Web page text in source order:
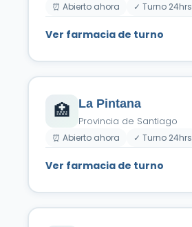
⏰ Abierto ahora ✓ Turno 24hrs
Ver farmacia de turno
🏥 La Pintana
Provincia de Santiago
⏰ Abierto ahora ✓ Turno 24hrs
Ver farmacia de turno